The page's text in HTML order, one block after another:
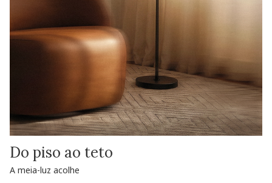
Do piso ao teto
A meia-luz acolhe